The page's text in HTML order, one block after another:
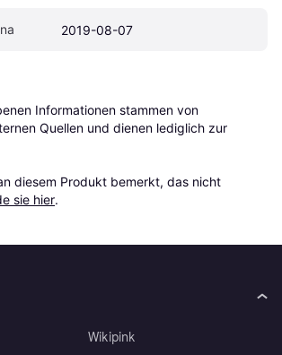
2019-08-07
Informationen stammen von
Quellen und dienen lediglich zur
diesem Produkt bemerkt, das nicht
sie hier.
Wikipink